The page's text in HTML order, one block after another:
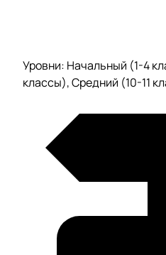
Уровни: Начальный (1-4
классы), Средний (10-11